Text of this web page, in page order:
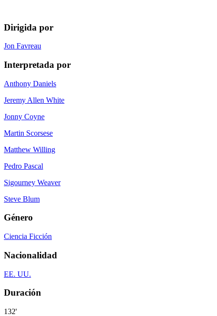
Dirigida por
Jon Favreau
Interpretada por
Anthony Daniels
Jeremy Allen White
Jonny Coyne
Martin Scorsese
Matthew Willing
Pedro Pascal
Sigourney Weaver
Steve Blum
Género
Ciencia Ficción
Nacionalidad
EE. UU.
Duración
132'